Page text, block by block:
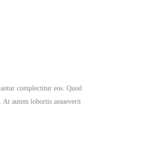
complectitur eos. Quod
autem lobortis assueverit